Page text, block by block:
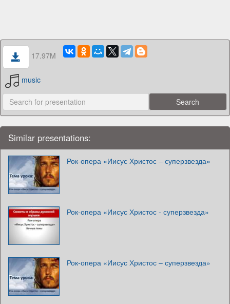
17.97M
music
Similar presentations:
Рок-опера «Иисус Христос – суперзвезда»
Рок-опера «Иисус Христос - суперзвезда»
Рок-опера «Иисус Христос – суперзвезда»